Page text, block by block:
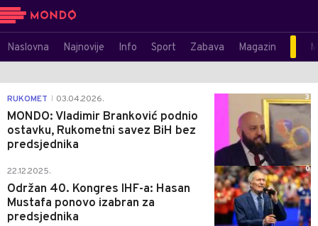
Naslovna Najnovije Info Sport Zabava Magazin
RUKOMET 03.04.2026.
MONDO: Vladimir Branković podnio
ostavku, Rukometni savez BiH bez
predsjednika
3
22.12.2025.
Održan 40. Kongres IHF-a: Hasan
Mustafa ponovo izabran za
predsjednika
0